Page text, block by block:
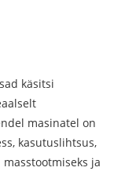
käsitsi
masinatel on
kasutuslihtsus,
ja